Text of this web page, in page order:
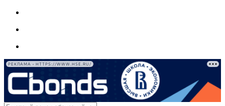
РЕКЛАМА • HTTPS://WWW.HSE.RU/